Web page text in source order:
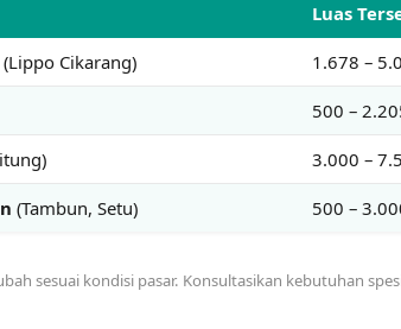
Luas
(Lippo Cikarang) 1.678 –
500 –
3.000 –
(Tambun, Setu) 500 –
sesuai kondisi pasar. Konsultasikan kebutuhan